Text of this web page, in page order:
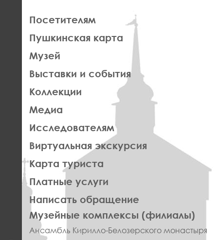
ЛЕВАЯ
ФУТЕР
Посетителям
Пушкинская карта
Музей
Выставки и события
Коллекции
Медиа
Исследователям
Виртуальная экскурсия
Карта туриста
Платные услуги
Написать обращение
ПРАВОЕ
МЕНЮ
ФУТЕР
Музейные комплексы (филиалы)
Ансамбль Кирилло-Белозерского монастыря